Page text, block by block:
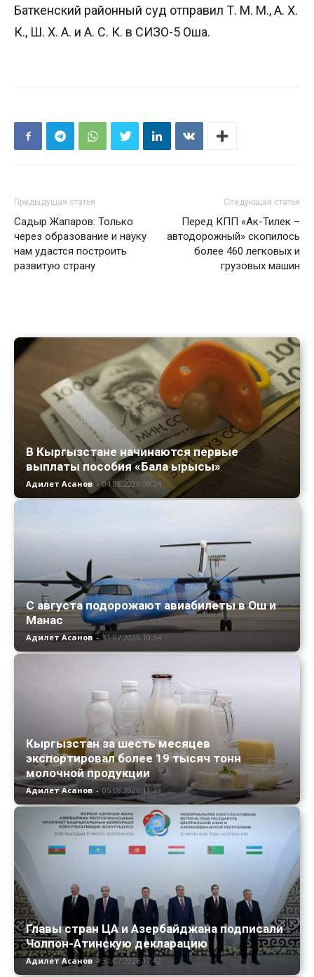
Баткенский районный суд отправил Т. М. М., А. Х.
К., Ш. Х. А. и А. С. К. в СИЗО-5 Оша.
Предыдущая статья
Садыр Жапаров: Только
через образование и науку
нам удастся построить
развитую страну
Следующая статья
Перед КПП «Ак-Тилек –
автодорожный» скопилось
более 460 легковых и
грузовых машин
В Кыргызстане начинаются первые
выплаты пособия «Бала ырысы»
Адилет Асанов - 04.08.2026 09:24
С августа подорожают авиабилеты в Ош и
Манас
Адилет Асанов - 31.07.2026 10:34
Кыргызстан за шесть месяцев
экспортировал более 19 тысяч тонн
молочной продукции
Адилет Асанов - 05.08.2026 11:23
Главы стран ЦА и Азербайджана подписали
Чолпон-Атинскую декларацию
Адилет Асанов - 31.07.2026 17:42